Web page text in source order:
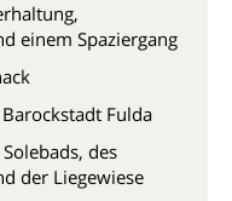
einem Spaziergang
Fulda
des
der Liegewiese